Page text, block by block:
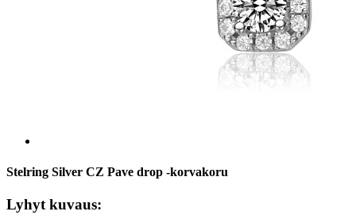
Stelring Silver CZ Pave drop -korvakoru
Lyhyt kuvaus: